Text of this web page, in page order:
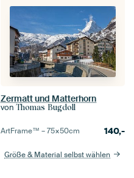
Zermatt und Matterhorn
von Thomas Bugdoll
ArtFrame™ –75×50cm 140,-
Größe & Material selbst wählen